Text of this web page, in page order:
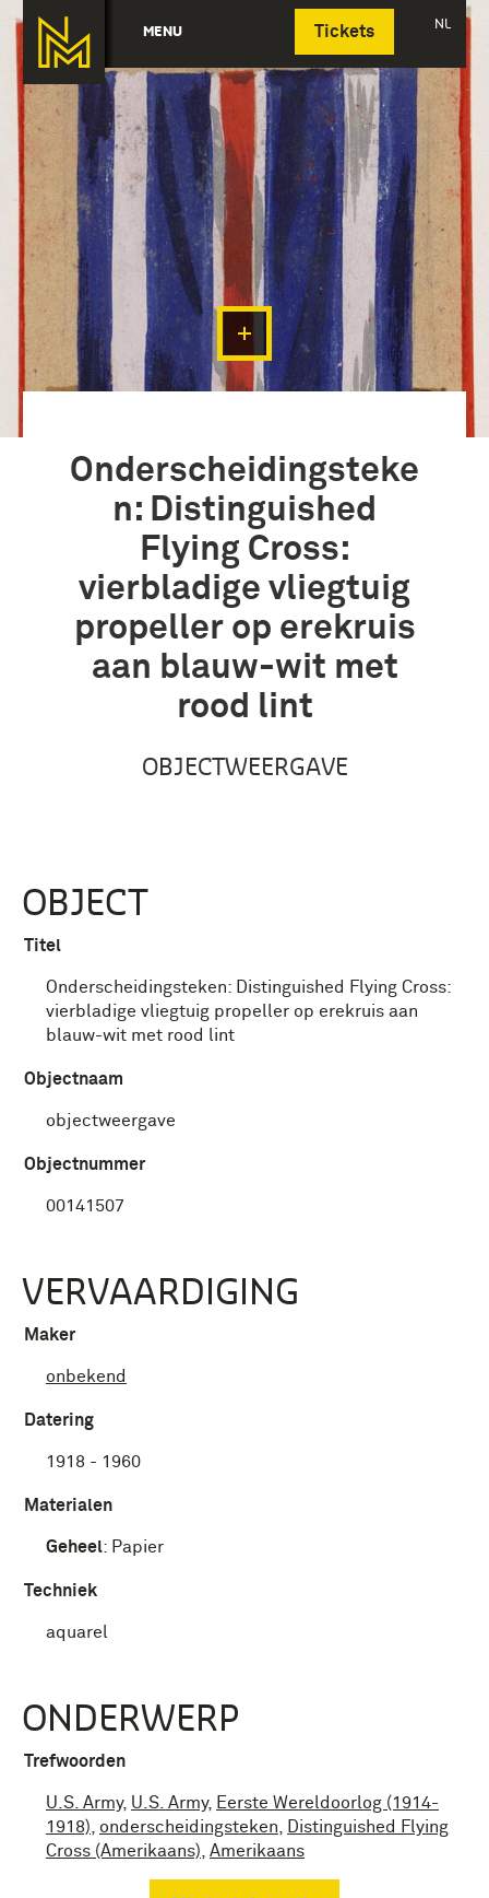
MENU Tickets NL
Deutsch
Onderscheidingsteke
n: Distinguished
Flying Cross:
vierbladige vliegtuig
propeller op erekruis
aan blauw-wit met
rood lint
OBJECTWEERGAVE
OBJECT
Titel
Onderscheidingsteken: Distinguished Flying Cross:
vierbladige vliegtuig propeller op erekruis aan
blauw-wit met rood lint
Objectnaam
objectweergave
Objectnummer
00141507
VERVAARDIGING
Maker
onbekend
Datering
1918 - 1960
Materialen
Geheel: Papier
Techniek
aquarel
ONDERWERP
Trefwoorden
U.S. Army, U.S. Army, Eerste Wereldoorlog (1914-
1918)
onderscheidingsteken
Distinguished Flying
Cross (Amerikaans) Amerikaans